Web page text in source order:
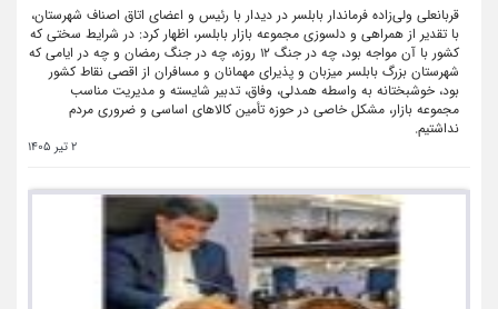
قربانعلی ولی‌زاده فرماندار بابلسر در دیدار با رئیس و اعضای اتاق اصناف شهرستان،
با تقدیر از همراهی و دلسوزی مجموعه بازار بابلسر، اظهار کرد: در شرایط سختی که
کشور با آن مواجه بود، چه در جنگ ۱۲ روزه، چه در جنگ رمضان و چه در ایامی که
شهرستان بزرگ بابلسر میزبان و پذیرای مهمانان و مسافران از اقصی نقاط کشور
بود، خوشبختانه به واسطه همدلی، وفاق، تدبیر شایسته و مدیریت مناسب
مجموعه بازار، مشکل خاصی در حوزه تأمین کالاهای اساسی و ضروری مردم
نداشتیم.
2 تیر 1405